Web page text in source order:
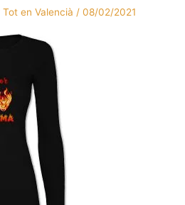
Tot en Valencià / 08/02/2021